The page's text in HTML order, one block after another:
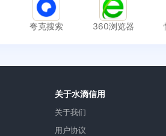
夸克搜索 360浏览器
关于水滴信用
关于我们
用户协议